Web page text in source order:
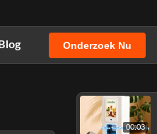
Blog Onderzoek Nu
00:03